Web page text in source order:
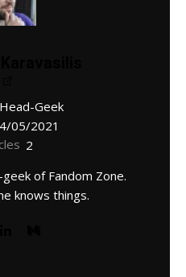
Head-Geek
05/2021
2
of Fandom Zone.
knows things.